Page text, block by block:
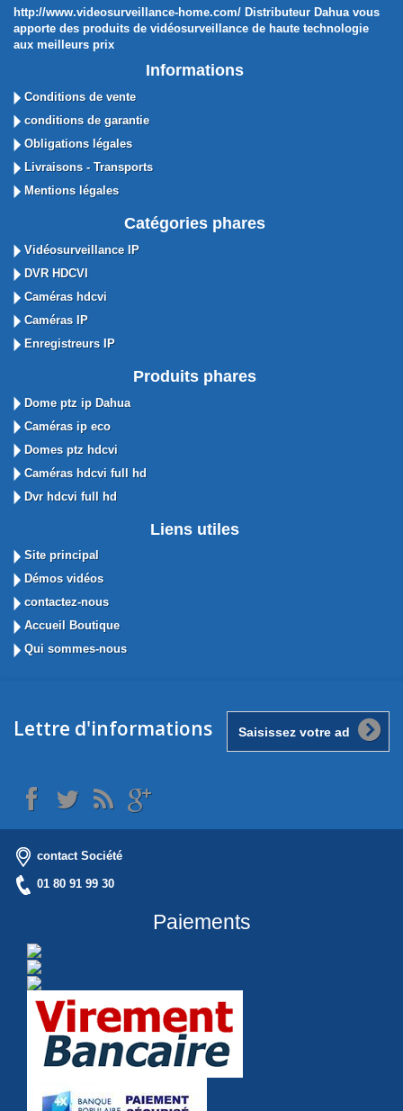
http://www.videosurveillance-home.com/ Distributeur Dahua vous
apporte des produits de vidéosurveillance de haute technologie
aux meilleurs prix
Informations
Conditions de vente
conditions de garantie
Obligations légales
Livraisons - Transports
Mentions légales
Catégories phares
Vidéosurveillance IP
DVR HDCVI
Caméras hdcvi
Caméras IP
Enregistreurs IP
Produits phares
Dome ptz ip Dahua
Caméras ip eco
Domes ptz hdcvi
Caméras hdcvi full hd
Dvr hdcvi full hd
Liens utiles
Site principal
Démos vidéos
contactez-nous
Accueil Boutique
Qui sommes-nous
Lettre d'informations
contact Société
01 80 91 99 30
Paiements